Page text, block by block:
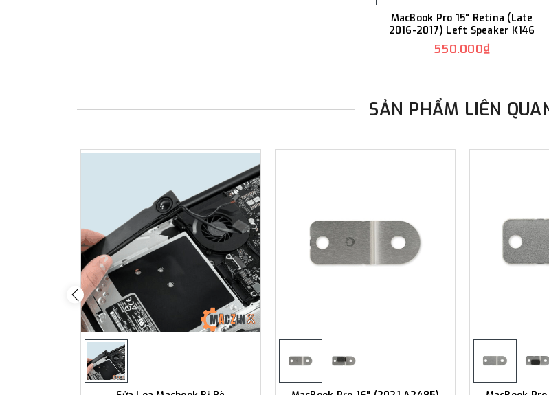
MacBook Pro 15" Retina (Late
2016-2017) Left Speaker K146
550.000₫
SẢN PHẨM LIÊN